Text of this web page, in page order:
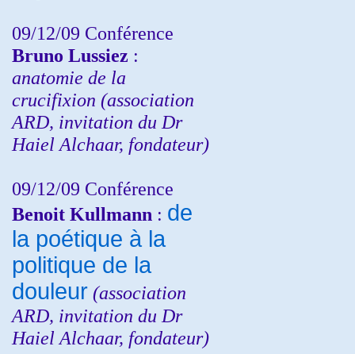
09/12/09 Conférence
Bruno Lussiez :
anatomie de la
crucifixion (association
ARD, invitation du Dr
Haiel Alchaar, fondateur)
09/12/09 Conférence
Benoit Kullmann : de
la poétique à la
politique de la
douleur (association
ARD, invitation du Dr
Haiel Alchaar, fondateur)